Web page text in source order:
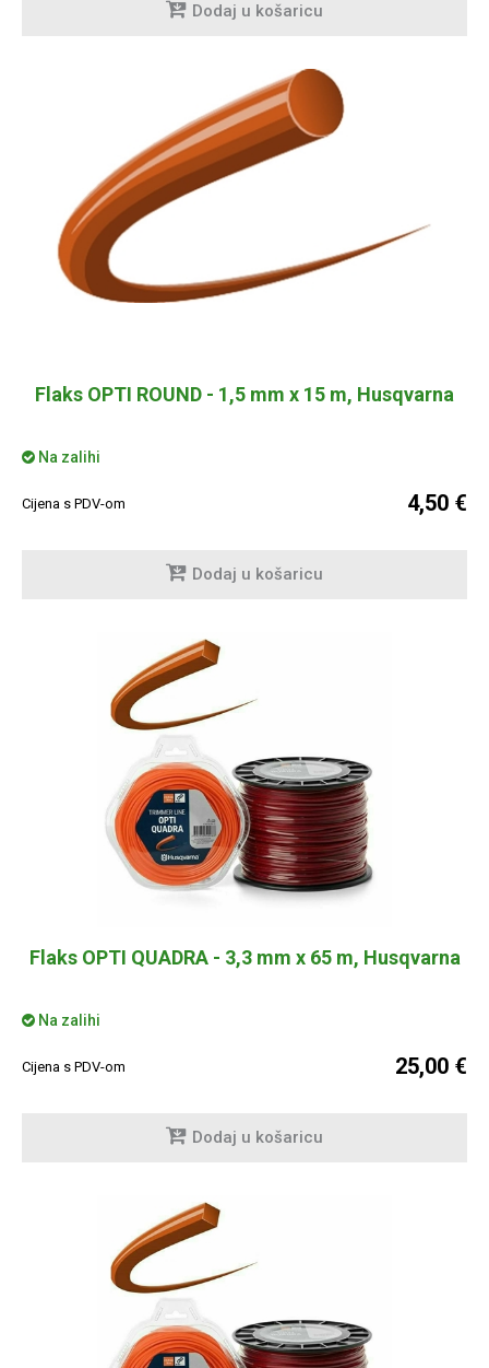
Dodaj u košaricu
Flaks OPTI ROUND - 1,5 mm x 15 m, Husqvarna
Na zalihi
Cijena s PDV-om 4,50 €
Dodaj u košaricu
Flaks OPTI QUADRA - 3,3 mm x 65 m, Husqvarna
Na zalihi
Cijena s PDV-om 25,00 €
Dodaj u košaricu